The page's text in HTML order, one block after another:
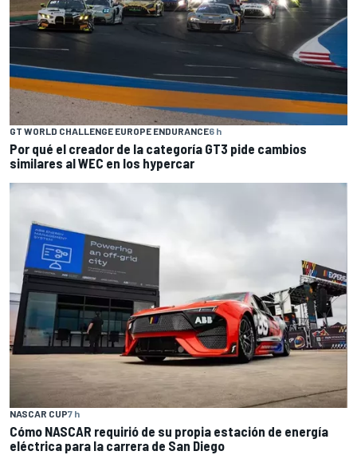
GT WORLD CHALLENGE EUROPE ENDURANCE6 h
Por qué el creador de la categoría GT3 pide cambios
similares al WEC en los hypercar
NASCAR CUP7 h
Cómo NASCAR requirió de su propia estación de energía
eléctrica para la carrera de San Diego